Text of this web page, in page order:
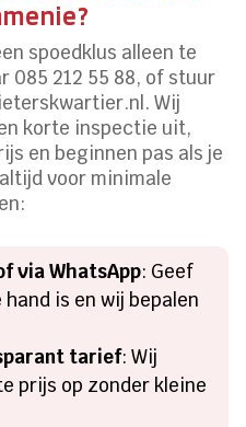
spoedklus alleen te
085 212 55 88, of stuur
Wij
korte inspectie uit,
en beginnen pas als je
voor minimale
via WhatsApp: Geef
is en wij bepalen
tarief: Wij
prijs op zonder kleine